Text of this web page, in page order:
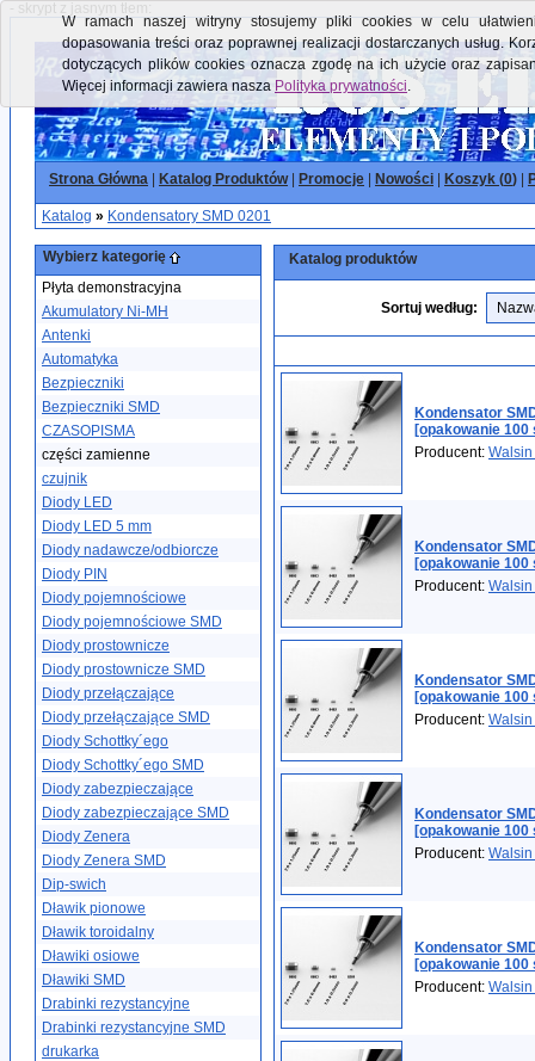
- skrypt z jasnym tłem:
Strona Główna Katalog Produktów| Promocje Nowości Koszyk (0)
Katalog » Kondensatory SMD 0201
Wybierz kategorię
Płyta demonstracyjna
Akumulatory Ni-MH
Antenki
Automatyka
Bezpieczniki
Bezpieczniki SMD
CZASOPISMA
części zamienne
czujnik
Diody LED
Diody LED 5 mm
Diody nadawcze/odbiorcze
Diody PIN
Diody pojemnościowe
Diody pojemnościowe SMD
Diody prostownicze
Diody prostownicze SMD
Diody przełączające
Diody przełączające SMD
Diody Schottky´ego
Diody Schottky´ego SMD
Diody zabezpieczające
Diody zabezpieczające SMD
Diody Zenera
Diody Zenera SMD
Dip-swich
Dławik pionowe
Dławik toroidalny
Dławiki osiowe
Dławiki SMD
Drabinki rezystancyjne
Drabinki rezystancyjne SMD
drukarka
Katalog produktów
Sortuj według:
Kondensator
[opakowanie 100
Producent: Walsin
Kondensator
[opakowanie 100
Producent: Walsin
Kondensator
[opakowanie 100
Producent: Walsin
Kondensator
[opakowanie 100
Producent: Walsin
Kondensator
[opakowanie 100
Producent: Walsin
W ramach naszej witryny stosujemy pliki cookies w celu
dopasowania treści oraz poprawnej realizacji dostarczanych usług.
dotyczących plików cookies oznacza zgodę na ich użycie oraz
Więcej informacji zawiera nasza Polityka prywatności.